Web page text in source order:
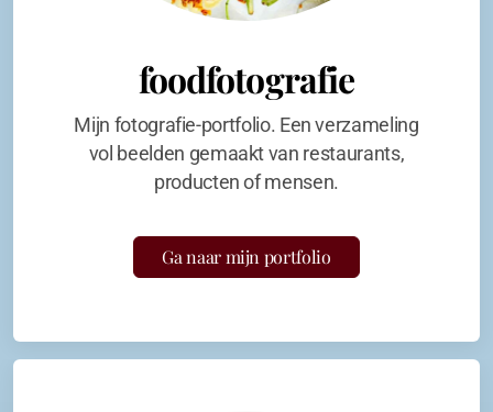
foodfotografie
Mijn fotografie-portfolio. Een verzameling
vol beelden gemaakt van restaurants,
producten of mensen.
Ga naar mijn portfolio